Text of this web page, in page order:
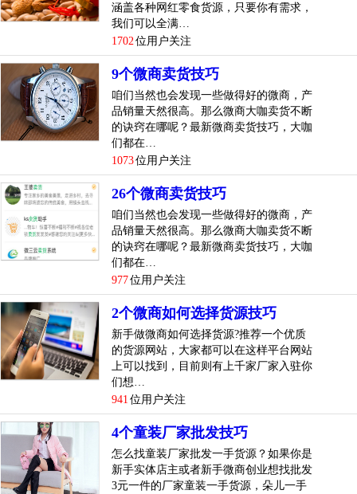
1.早上可以发一条早安正能量的动态，为自己打气同时让别人
感受到你的积极心态。
2.上午可以发送一点实时热点话题，让别人关注你的动态产生
话题性。
3.中午可以发送一些广告类的东西，因为中午大家都会吃饭玩
手机，朋友圈的浏览量会很大哦
4.下午可以发一些反馈的晒单，个人了解有了，产品有了，来
点反馈更能获取客户的信赖...[查看详情
top4 2017微商代理怎么做比较赚钱？微商卖货技巧
2017年微商代理怎么做
商，但是对于微商的销售技巧又不是很了解，小编就给大家
介绍下微商卖货技巧。
现在微商创业是个热门话题，许多人趁机寻找自己的发财致
富之路。比不得背景雄厚的实体企业，比不得会特色微信营
销的专长人员，选择做微商代理可以让你少走弯路。那么微
商代理怎么做比较赚钱呢？
产品首先要是大众有需求的微商货源，如果微商货源比较冷
门，你朋友圈的朋友50%以上都用不上，那么...[查看详情
top5 比较新微商卖货技巧，大咖们都在用！技巧
涵盖各种网红零食货源，只要你有需求，
我们可以全满…
1702 位用户关注
9个微商卖货技巧
咱们当然也会发现一些做得好的微商，产
品销量天然很高。那么微商大咖卖货不断
的诀窍在哪呢？最新微商卖货技巧，大咖
们都在…
1073位用户关注
26个微商卖货技巧
咱们当然也会发现一些做得好的微商，产
品销量天然很高。那么微商大咖卖货不断
的诀窍在哪呢？最新微商卖货技巧，大咖
们都在…
977位用户关注
2个微商如何选择货源技巧
新手做微商如何选择货源?推荐一个优质
的货源网站，大家都可以在这样平台网站
上可以找到，目前则有上千家厂家入驻你
们想…
941 位用户关注
4个童装厂家批发技巧
怎么找童装厂家批发一手货源？如果你是
新手实体店主或者新手微商创业想找批发
3元一件的厂家童装一手货源，朵儿一手